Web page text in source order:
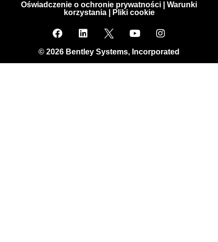
Oświadczenie o ochronie prywatności
Warunki
korzystania| Pliki cookie
© 2026 Bentley Systems, Incorporated